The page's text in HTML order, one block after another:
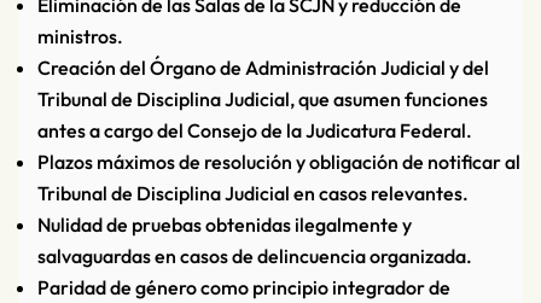
Eliminación de las Salas de la SCJN y reducción de
ministros.
Creación del Órgano de Administración Judicial y del
Tribunal de Disciplina Judicial, que asumen funciones
antes a cargo del Consejo de la Judicatura Federal.
Plazos máximos de resolución y obligación de notificar al
Tribunal de Disciplina Judicial en casos relevantes.
Nulidad de pruebas obtenidas ilegalmente y
salvaguardas en casos de delincuencia organizada.
Paridad de género como principio integrador de